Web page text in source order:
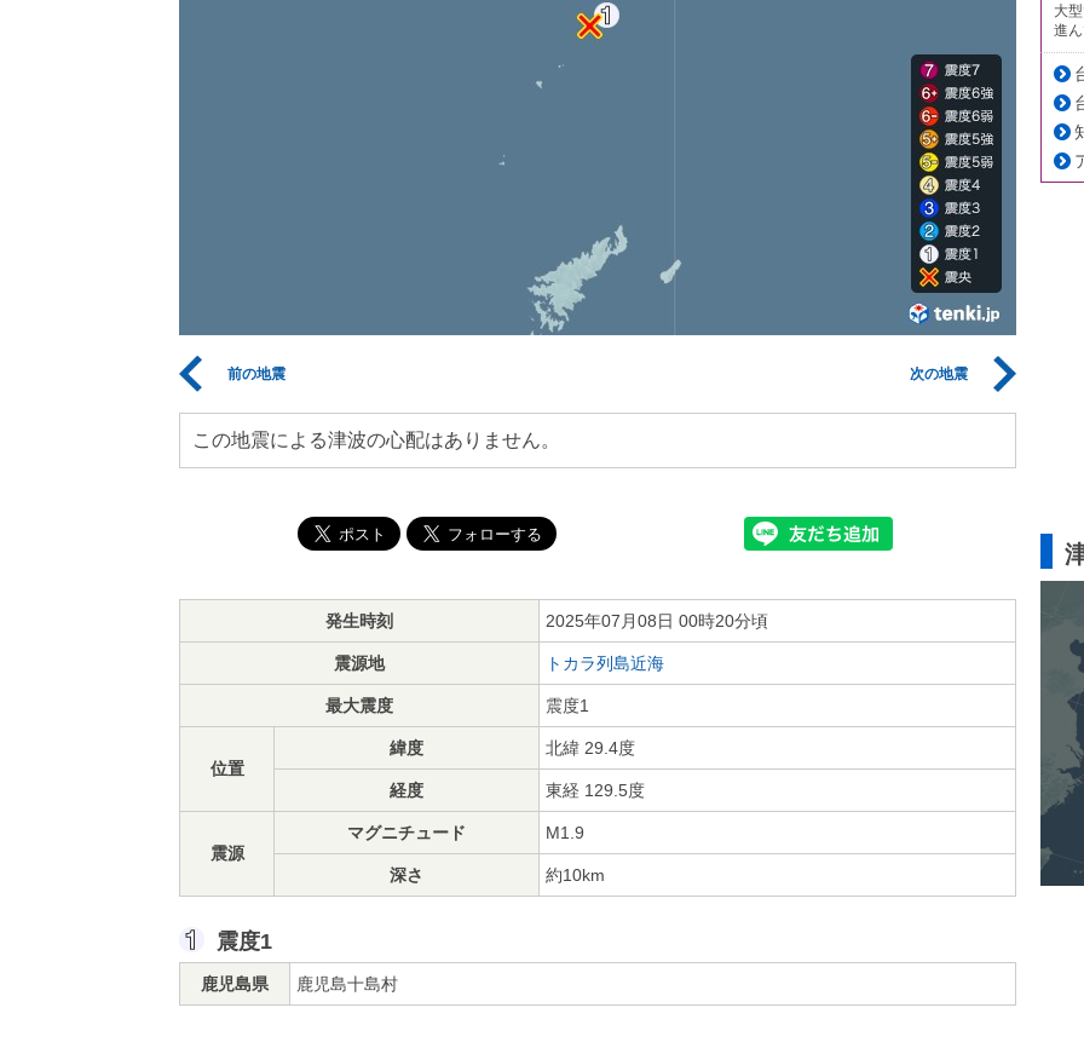
前の地震 次の地震
この地震による津波の心配はありません。
発生時刻 2025年07月08日 00時20分頃
震源地 トカラ列島近海
最大震度 震度1
位置
緯度 北緯 29.4度
経度 東経 129.5度
震源
マグニチュード M1.9
深さ 約10km
震度1
鹿児島県 鹿児島十島村
大
進